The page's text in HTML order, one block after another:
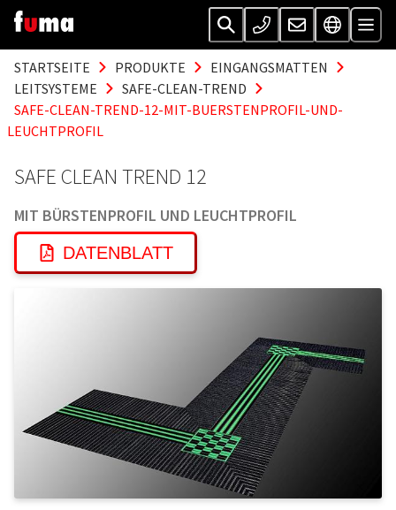
STARTSEITE PRODUKTE
EINGANGSMATTEN
LEITSYSTEME
SAFE-CLEAN-TREND
SAFE-CLEAN-TREND-12-MIT-BUERSTENPROFIL-UND-
LEUCHTPROFIL
SAFE CLEAN TREND 12
MIT BÜRSTENPROFIL UND LEUCHTPROFIL
DATENBLATT